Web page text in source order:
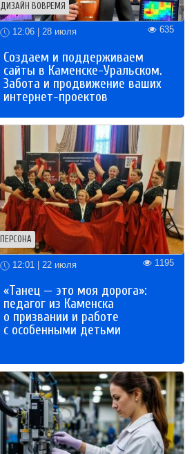
ДИЗАЙН ВОВРЕМЯ
12:06 | 28 июля 635
Создаем и поддерживаем
сайты в Каменске-Уральском.
Забота и продвижение ваших
интернет-проектов
ПЕРСОНА
12:01 | 22 июля 1195
«Танец — это моя дорога»:
педагог из Каменска
о призвании и работе
с особенными детьми